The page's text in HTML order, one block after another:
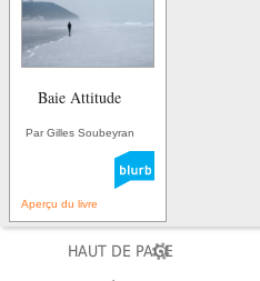
Baie Attitude
Par Gilles Soubeyran
Aperçu du livre
HAUT DE PAGE